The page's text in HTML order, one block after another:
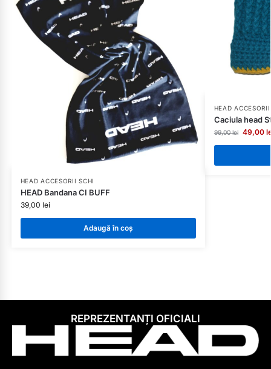
HEAD ACCESORII SCHI
HEAD Bandana CI BUFF
39,00 lei
Adaugă în coș
HEAD
Caciula head
99,00lei 49,00
REPREZENTANȚI OFICIALI